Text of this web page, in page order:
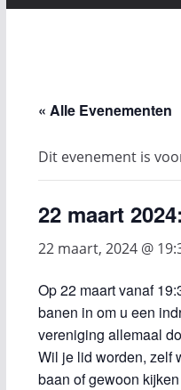
« Alle Evenementen
Dit evenement is
22 maart
22 maart, 2024 @
Op 22 maart vanaf
banen in om u een
vereniging allemaal
Wil je lid worden, zelf
baan of gewoon